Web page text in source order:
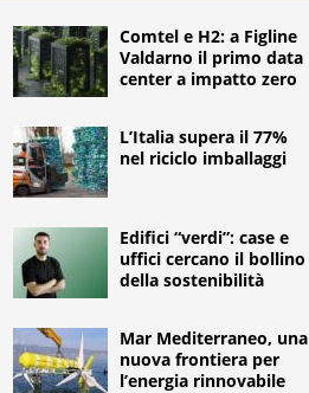
Comtel e H2: a Figline
Valdarno il primo data
center a impatto zero
L’Italia supera il 77%
nel riciclo imballaggi
Edifici “verdi”: case e
uffici cercano il bollino
della sostenibilità
Mar Mediterraneo, una
nuova frontiera per
l’energia rinnovabile